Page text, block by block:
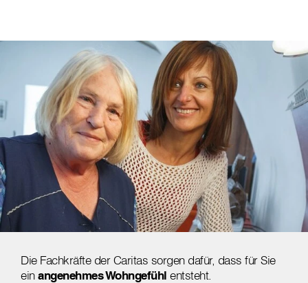
Die Fachkräfte der Caritas sorgen dafür, dass für Sie
einangenehmes Wohngefühl entsteht.